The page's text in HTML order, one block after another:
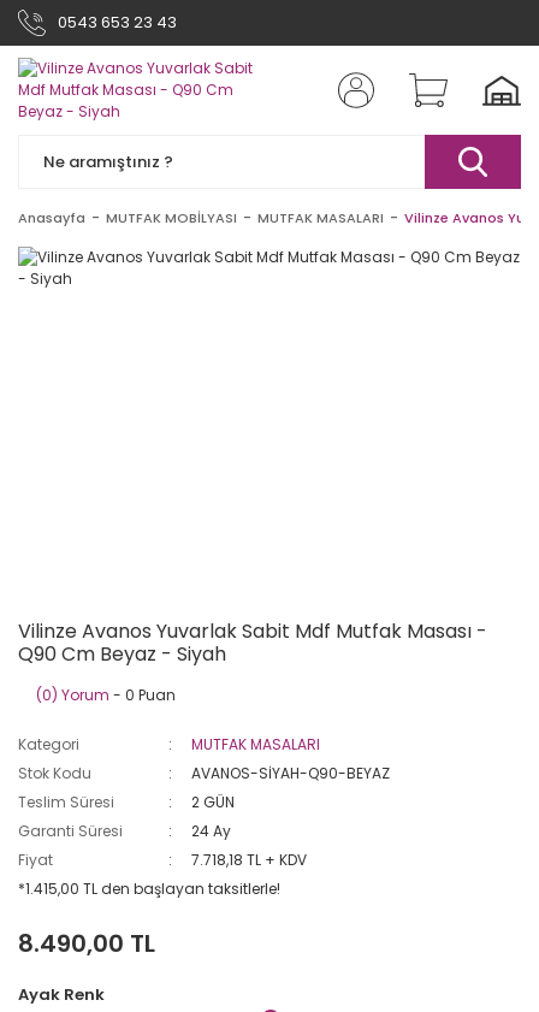
0543 653 23 43
Anasayfa MUTFAK MOBİLYASI MUTFAK MASALARI Vilinze Avanos
Vilinze Avanos Yuvarlak Sabit Mdf Mutfak Masası -
Q90 Cm Beyaz - Siyah
(0) Yorum - 0 Puan
Kategori
MUTFAK MASALARI
Stok Kodu
AVANOS-SİYAH-Q90-BEYAZ
Teslim Süresi
2 GÜN
Garanti Süresi
24 Ay
Fiyat
7.718,18 TL + KDV
*1.415,00 TL den başlayan taksitlerle!
8.490,00 TL
Ayak Renk